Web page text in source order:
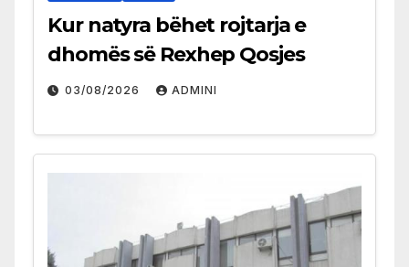
Kur natyra bëhet rojtarja e
dhomës së Rexhep Qosjes
03/08/2026 ADMINI